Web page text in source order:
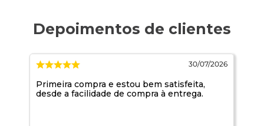
30/07/2026
Primeira compra e estou bem satisfeita,
desde a facilidade de compra à entrega.